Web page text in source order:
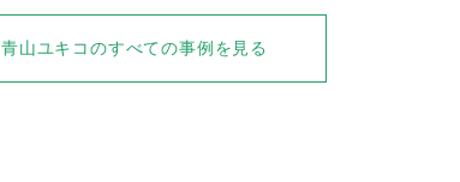
青山ユキコのすべての事例を見る